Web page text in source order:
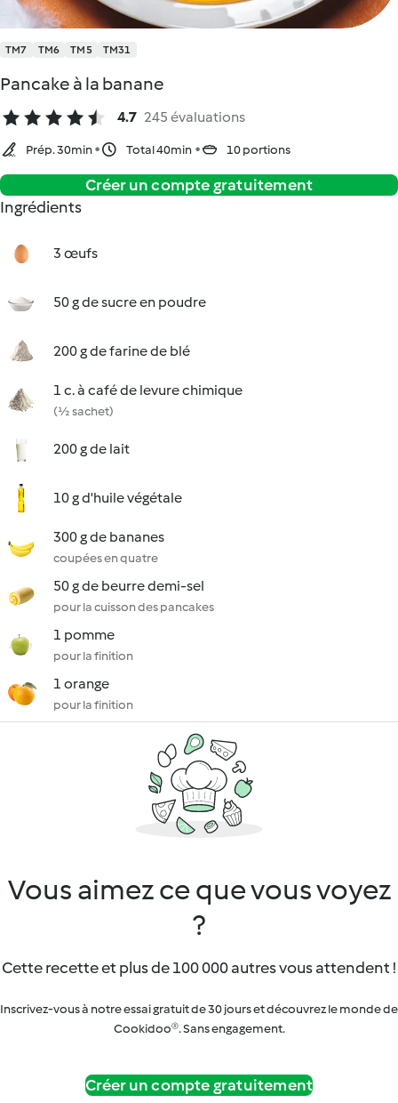
TM7 TM6 TM5 TM31
Pancake à la banane
4.7 245 évaluations
Prép. 30min Total 40min 10 portions
Créer un compte gratuitement
Ingrédients
3 œufs
50 g de sucre en poudre
200 g de farine de blé
1 c. à café de levure chimique
(½ sachet)
200 g de lait
10 g d'huile végétale
300 g de bananes
coupées en quatre
50 g de beurre demi-sel
pour la cuisson des pancakes
1 pomme
pour la finition
1 orange
pour la finition
Vous aimez ce que vous voyez
?
Cette recette et plus de 100 000 autres vous attendent !
Inscrivez-vous à notre essai gratuit de 30 jours et découvrez le monde de
Cookidoo®. Sans engagement.
Créer un compte gratuitement